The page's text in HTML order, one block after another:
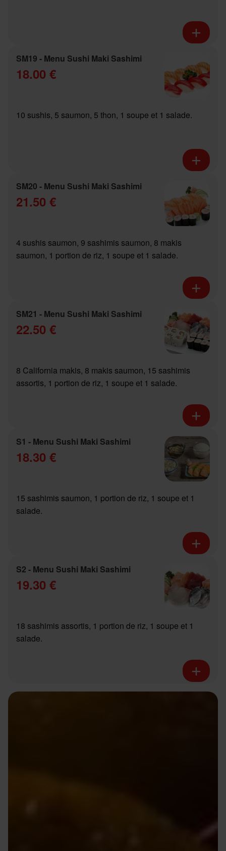
SM19 - Menu Sushi Maki Sashimi
18.00 €
10 sushis, 5 saumon, 5 thon, 1 soupe et 1 salade.
SM20 - Menu Sushi Maki Sashimi
21.50 €
4 sushis saumon, 9 sashimis saumon, 8 makis
saumon, 1 portion de riz, 1 soupe et 1 salade.
SM21 - Menu Sushi Maki Sashimi
22.50 €
8 California makis, 8 makis saumon, 15 sashimis
assortis, 1 portion de riz, 1 soupe et 1 salade.
S1 - Menu Sushi Maki Sashimi
18.30 €
15 sashimis saumon, 1 portion de riz, 1 soupe et 1
salade.
S2 - Menu Sushi Maki Sashimi
19.30 €
18 sashimis assortis, 1 portion de riz, 1 soupe et 1
salade.